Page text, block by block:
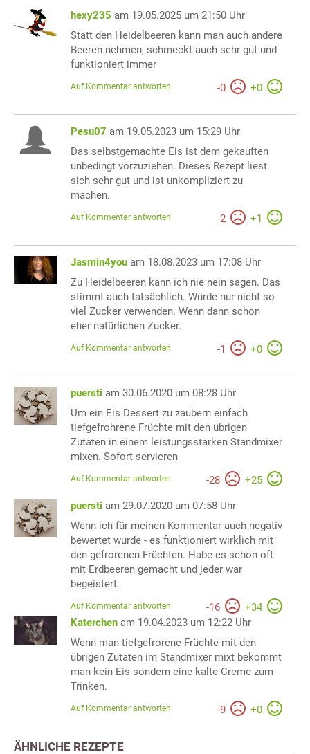
hexy235 am 19.05.2025 um 21:50 Uhr
Statt den Heidelbeeren kann man auch andere
Beeren nehmen, schmeckt auch sehr gut und
funktioniert immer
-0 +0
Auf Kommentar antworten
Pesu07 am 19.05.2023 um 15:29 Uhr
Das selbstgemachte Eis ist dem gekauften
unbedingt vorzuziehen. Dieses Rezept liest
sich sehr gut und ist unkompliziert zu
machen.
-2 +1
Auf Kommentar antworten
Jasmin4you am 18.08.2023 um 17:08 Uhr
Zu Heidelbeeren kann ich nie nein sagen. Das
stimmt auch tatsächlich. Würde nur nicht so
viel Zucker verwenden. Wenn dann schon
eher natürlichen Zucker.
-1 +0
Auf Kommentar antworten
puersti am 30.06.2020 um 08:28 Uhr
Um ein Eis Dessert zu zaubern einfach
tiefgefrohrene Früchte mit den übrigen
Zutaten in einem leistungsstarken Standmixer
mixen. Sofort servieren
-28 +25
Auf Kommentar antworten
puersti am 29.07.2020 um 07:58 Uhr
Wenn ich für meinen Kommentar auch negativ
bewertet wurde - es funktioniert wirklich mit
den gefrorenen Früchten. Habe es schon oft
mit Erdbeeren gemacht und jeder war
begeistert.
-16 +34
Auf Kommentar antworten
Katerchen am 19.04.2023 um 12:22 Uhr
Wenn man tiefgefrorene Früchte mit den
übrigen Zutaten im Standmixer mixt bekommt
man kein Eis sondern eine kalte Creme zum
Trinken.
-9 +0
Auf Kommentar antworten
ÄHNLICHE REZEPTE